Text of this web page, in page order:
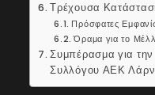
Τρέχουσα
Πρόσφατες
Όραμα για το
Συμπέρασμα για την
Συλλόγου ΑΕΚ